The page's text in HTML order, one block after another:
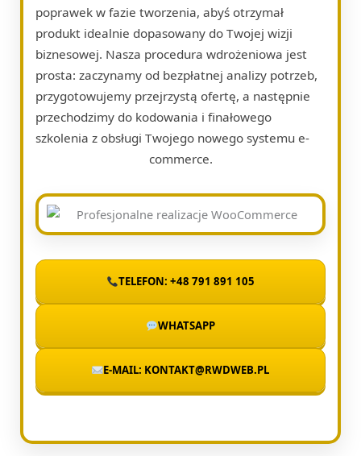
poprawek w fazie tworzenia, abyś otrzymał
produkt idealnie dopasowany do Twojej wizji
biznesowej. Nasza procedura wdrożeniowa jest
prosta: zaczynamy od bezpłatnej analizy potrzeb,
przygotowujemy przejrzystą ofertę, a następnie
przechodzimy do kodowania i finałowego
szkolenia z obsługi Twojego nowego systemu e-
commerce.
TELEFON: +48 791 891 105
WHATSAPP
E-MAIL: KONTAKT@RWDWEB.PL